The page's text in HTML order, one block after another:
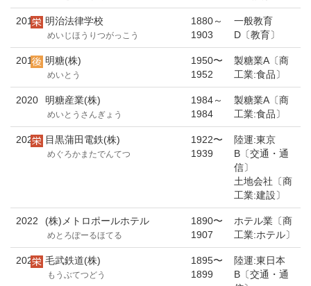
2018 明治法律学校
めいじほうりつがっこう
1880～
1903
一般教育
D〔教育〕
2019 明糖(株)
めいとう
1950〜
1952
製糖業A〔商
工業:食品〕
2020 明糖産業(株)
めいとうさんぎょう
1984～
1984
製糖業A〔商
工業:食品〕
2021 目黒蒲田電鉄(株)
めぐろかまたでんてつ
1922〜
1939
陸運:東京
B〔交通・通
信〕
土地会社〔商
工業:建設〕
2022 (株)メトロポールホテル
めとろぽーるほてる
1890〜
1907
ホテル業〔商
工業:ホテル〕
2023 毛武鉄道(株)
もうぶてつどう
1895〜
1899
陸運:東日本
B〔交通・通